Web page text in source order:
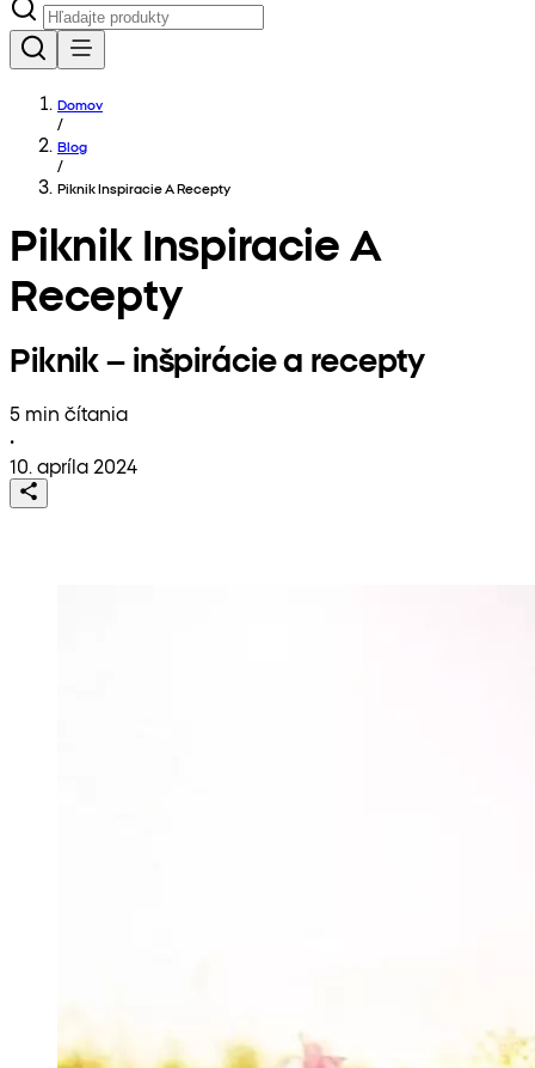
Domov
/
Blog
/
Piknik Inspiracie A Recepty
Piknik Inspiracie A
Recepty
Piknik – inšpirácie a recepty
5 min čítania
•
10. apríla 2024